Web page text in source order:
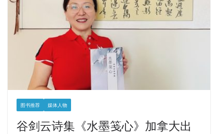
图书推荐 媒体人物
谷剑云诗集《水墨笺心》加拿大出